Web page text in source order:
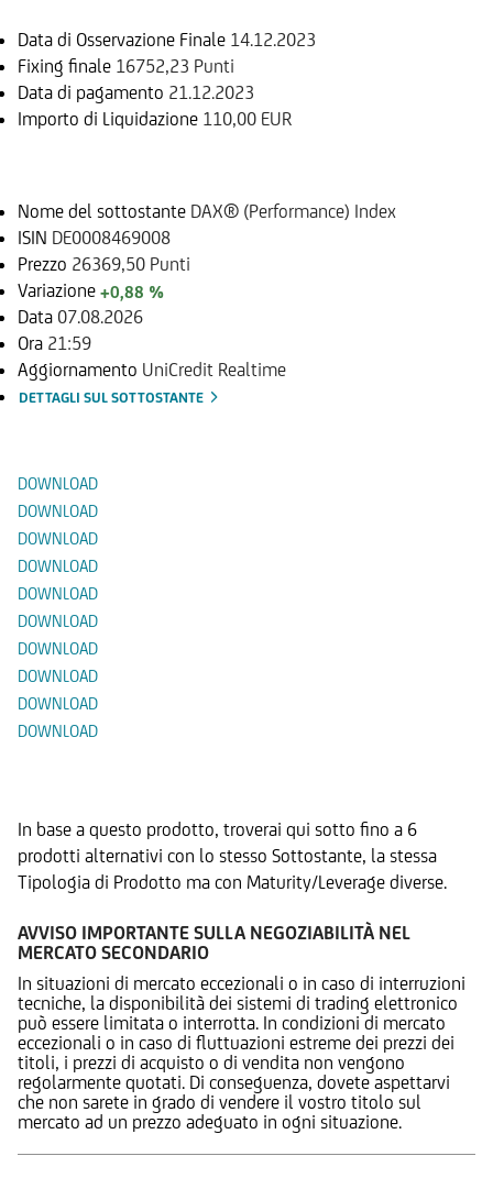
Data di Osservazione Finale 14.12.2023
Fixing finale 16752,23 Punti
Data di pagamento 21.12.2023
Importo di Liquidazione 110,00 EUR
Nome del sottostante DAX® (Performance) Index
ISIN DE0008469008
Prezzo 26369,50 Punti
Variazione +0,88 %
Data 07.08.2026
Ora 21:59
Aggiornamento UniCredit Realtime
DETTAGLI SUL SOTTOSTANTE
DOWNLOAD
DOWNLOAD
DOWNLOAD
DOWNLOAD
DOWNLOAD
DOWNLOAD
DOWNLOAD
DOWNLOAD
DOWNLOAD
DOWNLOAD
In base a questo prodotto, troverai qui sotto fino a 6
prodotti alternativi con lo stesso Sottostante, la stessa
Tipologia di Prodotto ma con Maturity/Leverage diverse.
AVVISO IMPORTANTE SULLA NEGOZIABILITÀ NEL
MERCATO SECONDARIO
In situazioni di mercato eccezionali o in caso di interruzioni
tecniche, la disponibilità dei sistemi di trading elettronico
può essere limitata o interrotta. In condizioni di mercato
eccezionali o in caso di fluttuazioni estreme dei prezzi dei
titoli, i prezzi di acquisto o di vendita non vengono
regolarmente quotati. Di conseguenza, dovete aspettarvi
che non sarete in grado di vendere il vostro titolo sul
mercato ad un prezzo adeguato in ogni situazione.